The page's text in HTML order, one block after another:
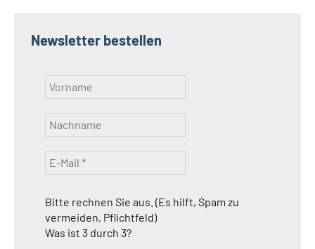
Newsletter bestellen
Bitte rechnen Sie aus. (Es hilft, Spam zu
vermeiden, Pflichtfeld)
Was ist 3 durch 3?